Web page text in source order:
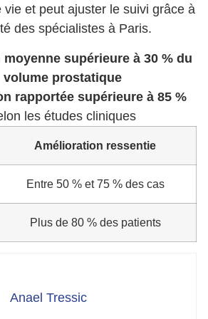
vie et peut ajuster le suivi grâce à
des spécialistes à Paris.
supérieure à 30 % du
volume prostatique
rapportée supérieure à 85 %
les études cliniques
Amélioration ressentie
Entre 50 % et 75 % des cas
Plus de 80 % des patients
Anael Tressic